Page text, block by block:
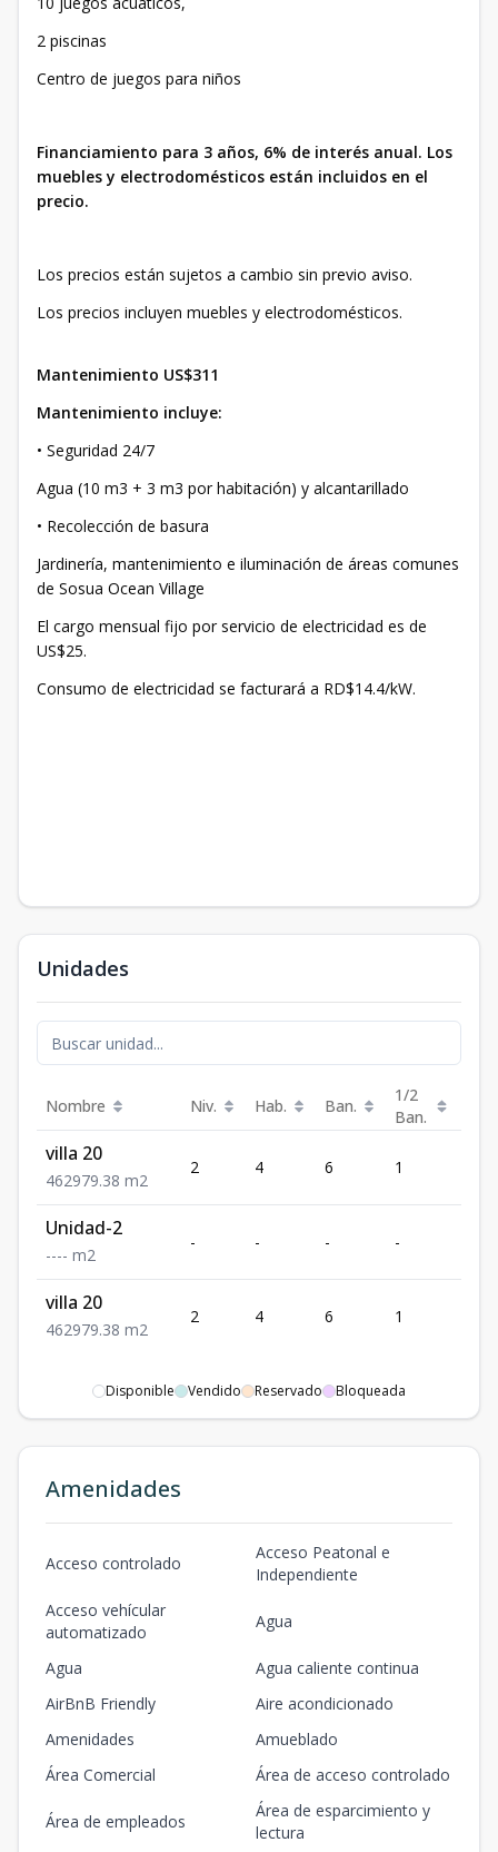
2 piscinas
Centro de juegos para niños
Financiamiento para 3 años, 6% de interés anual. Los
muebles y electrodomésticos están incluidos en el
precio.
Los precios están sujetos a cambio sin previo aviso.
Los precios incluyen muebles y electrodomésticos.
Mantenimiento US$311
Mantenimiento incluye:
• Seguridad 24/7
Agua (10 m3 + 3 m3 por habitación) y alcantarillado
• Recolección de basura
Jardinería, mantenimiento e iluminación de áreas comunes
de Sosua Ocean Village
El cargo mensual fijo por servicio de electricidad es de
US$25.
Consumo de electricidad se facturará a RD$14.4/kW.
Unidades
Nombre Niv. Hab. Ban.
1/2
Ban.
villa 20
462979.38 m2
2 4 6 1
Unidad-2
---- m2
- - - -
villa 20
462979.38 m2
2 4 6 1
Disponible Vendido Reservado Bloqueada
Amenidades
Acceso controlado
Acceso Peatonal e
Independiente
Acceso vehícular
automatizado
Agua
Agua
Agua caliente continua
AirBnB Friendly
Aire acondicionado
Amenidades
Amueblado
Área Comercial
Área de acceso controlado
Área de empleados
Área de esparcimiento y
lectura